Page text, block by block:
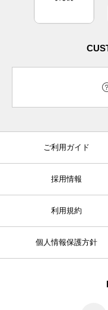
ご利用ガイド
採用情報
利用規約
個人情報保護方針